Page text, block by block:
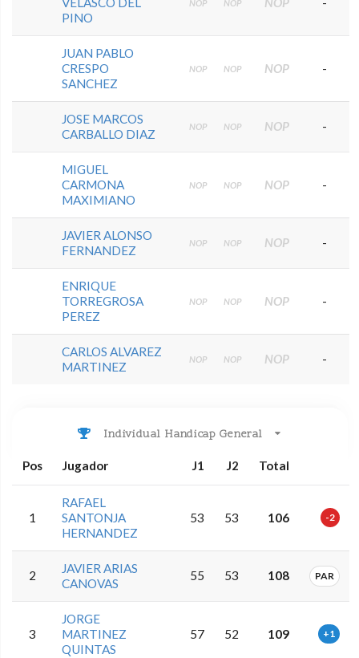
PINO
NOP NOP
JUAN PABLO
CRESPO
SANCHEZ
NOP NOP NOP -
JOSE MARCOS
CARBALLO DIAZ
NOP NOP NOP -
MIGUEL
CARMONA
MAXIMIANO
NOP NOP NOP -
JAVIER ALONSO
FERNANDEZ
NOP NOP NOP -
ENRIQUE
TORREGROSA
PEREZ
NOP NOP NOP -
CARLOS ALVAREZ
MARTINEZ
NOP NOP NOP -
Individual Handicap General
Pos Jugador J1 J2 Total
1
RAFAEL
SANTONJA
HERNANDEZ
53 53 106 -2
2
JAVIER ARIAS
CANOVAS
55 53 108 PAR
3
JORGE
MARTINEZ
QUINTAS
57 52 109 +1